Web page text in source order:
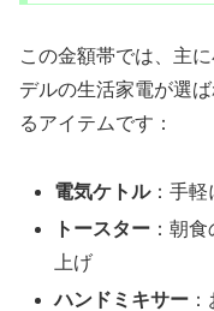
この金額帯では、主
デルの生活家電が選
るアイテムです：
電気ケトル：手軽
トースター ：朝
上げ
ハンドミキサー